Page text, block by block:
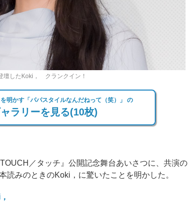
壇したKoki， クランクイン！
明かす「パパスタイルなんだねって（笑）」 の
ラリーを見る(10枚)
／タッチ』公開記念舞台あいさつに、共演の
読みのときのKoki，に驚いたことを明かした。